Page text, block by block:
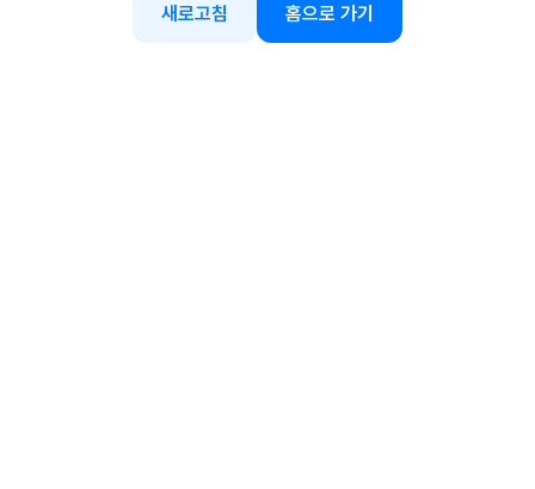
새로고침 홈으로 가기